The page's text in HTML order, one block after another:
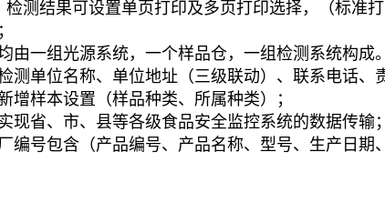
检测结果可设置单页打印及多页打印选择，（标准
由一组光源系统，一个样品仓，一组检测系统构成。
测单位名称、单位地址（三级联动）、联系电话
样本设置（样品种类、所属种类）；
现省、市、县等各级食品安全监控系统的数据传输；
编号包含（产品编号、产品名称、型号、生产日期